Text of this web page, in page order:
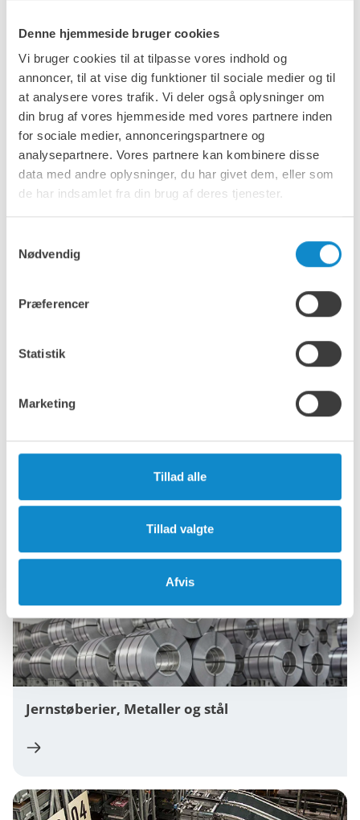
Denne hjemmeside bruger cookies
Vi bruger cookies til at tilpasse vores indhold og
annoncer, til at vise dig funktioner til sociale medier og til
at analysere vores trafik. Vi deler også oplysninger om
din brug af vores hjemmeside med vores partnere inden
for sociale medier, annonceringspartnere og
analysepartnere. Vores partnere kan kombinere disse
data med andre oplysninger, du har givet dem, eller som
de har indsamlet fra din brug af deres tjenester.
Nødvendig
Præferencer
Statistik
Marketing
Tillad alle
Tillad valgte
Afvis
Energi
Jernstøberier, Metaller og stål